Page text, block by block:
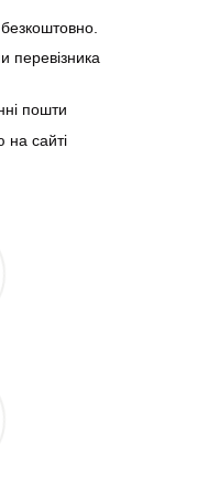
перевізника
пошти
сайті